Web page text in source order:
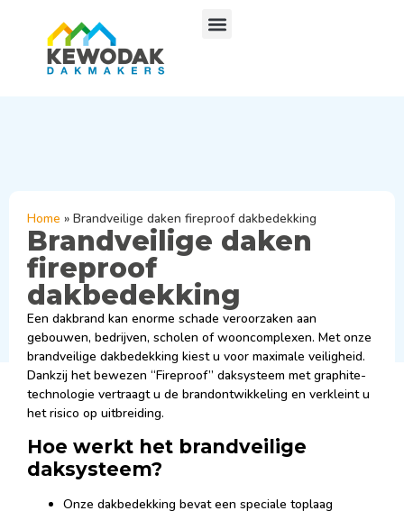
Home » Brandveilige daken fireproof dakbedekking
Brandveilige daken
fireproof
dakbedekking
Een dakbrand kan enorme schade veroorzaken aan
gebouwen, bedrijven, scholen of wooncomplexen. Met onze
brandveilige dakbedekking kiest u voor maximale veiligheid.
Dankzij het bewezen “Fireproof” daksysteem met graphite-
technologie vertraagt u de brandontwikkeling en verkleint u
het risico op uitbreiding.
Hoe werkt het brandveilige
daksysteem?
Onze dakbedekking bevat een speciale toplaag